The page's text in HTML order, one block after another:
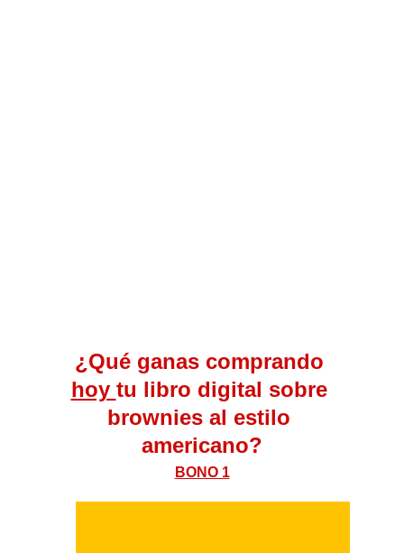
¿Qué ganas comprando
hoy tu libro digital sobre
brownies al estilo
americano?
BONO 1